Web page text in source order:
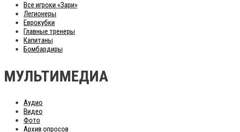
Все игроки «Зари»
Легионеры
Еврокубки
Главные тренеры
Капитаны
Бомбардиры
МУЛЬТИМЕДИА
Аудио
Видео
Фото
Архив опросов